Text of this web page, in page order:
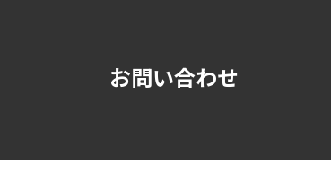
お問い合わせ